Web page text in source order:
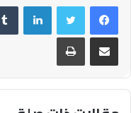
فيسبوكتويتر
مشاركة عبر البريد طباعة